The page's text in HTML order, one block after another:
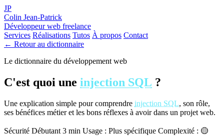
JP
Colin Jean-Patrick
Développeur web freelance
Services Réalisations Tutos À propos Contact
← Retour au dictionnaire
Le dictionnaire du développement web
C'est quoi une injection SQL ?
Une explication simple pour comprendre injection SQL, son rôle,
ses bénéfices métier et les bons réflexes à avoir dans un projet web.
Sécurité Débutant 3 min Usage : Plus spécifique Complexité : 🟡